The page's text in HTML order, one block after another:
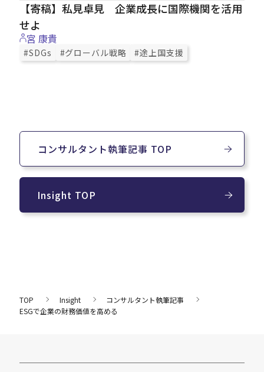
【寄稿】私見卓見 企業成長に国際機関を活用
せよ
宮 康貴
#SDGs #グローバル戦略 #途上国支援
コンサルタント執筆記事 TOP
Insight TOP
TOP Insight
コンサルタント執筆記事
ESGで企業の財務価値を高める